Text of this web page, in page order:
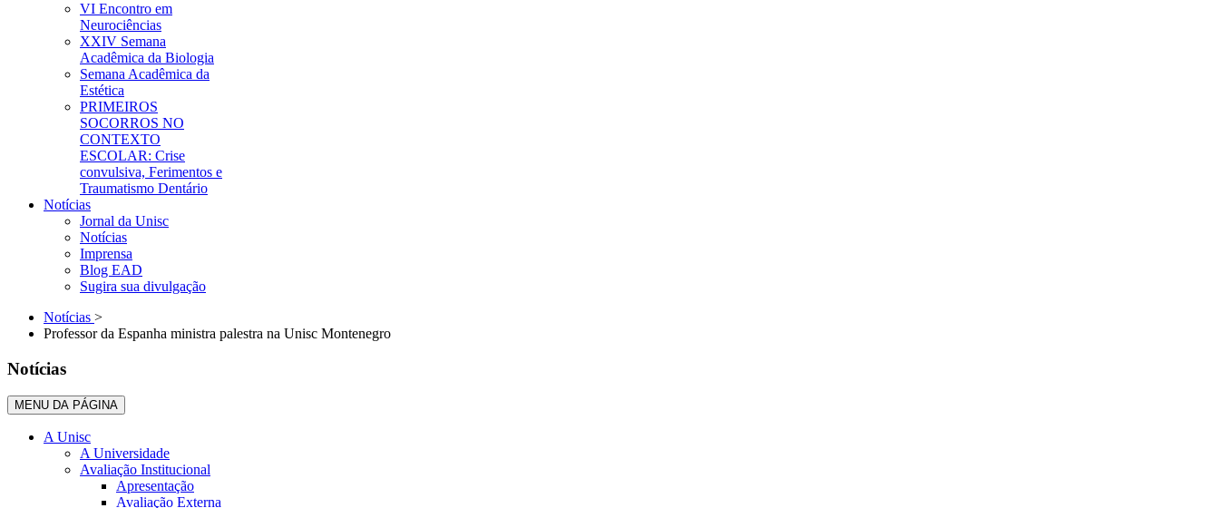
VI Encontro em
Neurociências
XXIV Semana
Acadêmica da Biologia
Semana Acadêmica da
Estética
PRIMEIROS
SOCORROS NO
CONTEXTO
ESCOLAR: Crise
convulsiva, Ferimentos e
Traumatismo Dentário
Notícias
Jornal da Unisc
Notícias
Imprensa
Blog EAD
Sugira sua divulgação
Notícias >
Professor da Espanha ministra palestra na Unisc Montenegro
Notícias
MENU DA PÁGINA
A Unisc
A Universidade
Avaliação Institucional
Apresentação
Avaliação Externa